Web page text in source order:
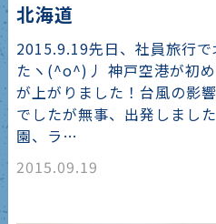
北海道
2015.9.19先日、社員旅行
たヽ(^o^)丿 神戸空港が初
が上がりました！台風の影
でしたが無事、出発しまし
園、ラ…
2015.09.19